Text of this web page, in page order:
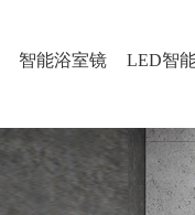
智能浴室镜 LED智